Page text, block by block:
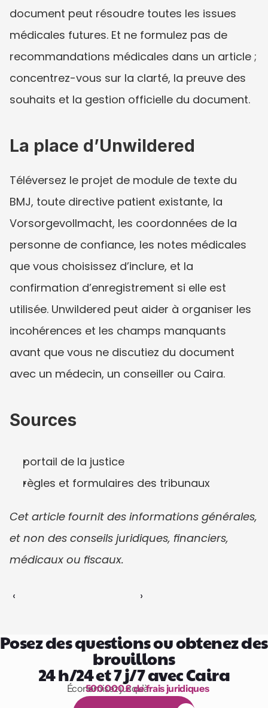
document peut résoudre toutes les issues
médicales futures. Et ne formulez pas de
recommandations médicales dans un article ;
concentrez-vous sur la clarté, la preuve des
souhaits et la gestion officielle du document.
La place d’Unwildered
Téléversez le projet de module de texte du
BMJ, toute directive patient existante, la
Vorsorgevollmacht, les coordonnées de la
personne de confiance, les notes médicales
que vous choisissez d’inclure, et la
confirmation d’enregistrement si elle est
utilisée. Unwildered peut aider à organiser les
incohérences et les champs manquants
avant que vous ne discutiez du document
avec un médecin, un conseiller ou Caira.
Sources
portail de la justice
règles et formulaires des tribunaux
Cet article fournit des informations générales,
et non des conseils juridiques, financiers,
médicaux ou fiscaux.
‹ ›
Posez des questions ou obtenez des
brouillons
24 h/24 et 7 j/7 avec Caira
1 000 heures de lecture
Économisez jusqu’à
500 000 £ de frais juridiques